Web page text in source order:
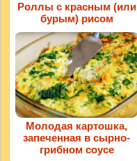
Роллы с красным (или
бурым) рисом
Молодая картошка,
запеченная в сырно-
грибном соусе